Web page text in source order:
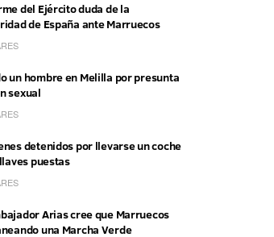
del Ejército duda de la
de España ante Marruecos
un hombre en Melilla por presunta
sexual
detenidos por llevarse un coche
puestas
Arias cree que Marruecos
una Marcha Verde